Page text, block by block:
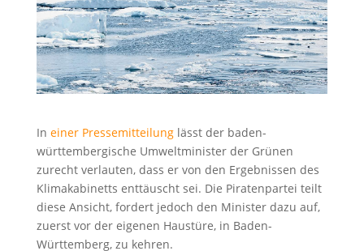
In einer Pressemitteilunglässt der baden-
württembergische Umweltminister der Grünen
zurecht verlauten, dass er von den Ergebnissen des
Klimakabinetts enttäuscht sei. Die Piratenpartei teilt
diese Ansicht, fordert jedoch den Minister dazu auf,
zuerst vor der eigenen Haustüre, in Baden-
Württemberg, zu kehren.